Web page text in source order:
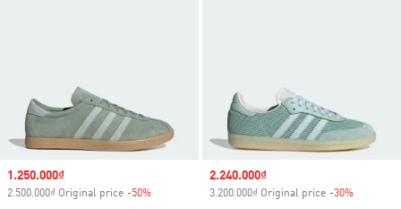
Sale price
1.250.000₫
2.500.000₫ Original price -50%
Sale price
2.240.000₫
3.200.000₫ Original price -30%